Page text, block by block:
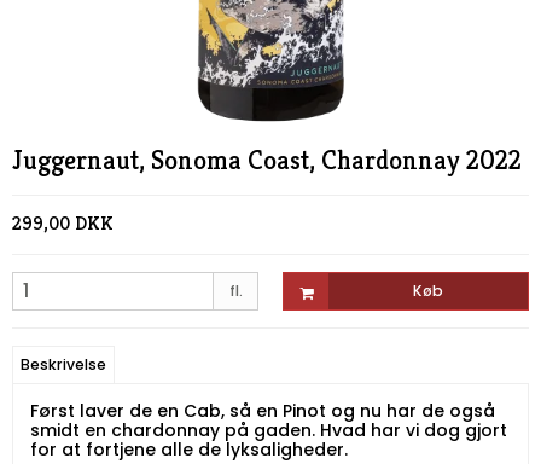
Juggernaut, Sonoma Coast, Chardonnay 2022
299,00 DKK
fl. Køb
Beskrivelse
Først laver de en Cab, så en Pinot og nu har de også
smidt en chardonnay på gaden. Hvad har vi dog gjort
for at fortjene alle de lyksaligheder.